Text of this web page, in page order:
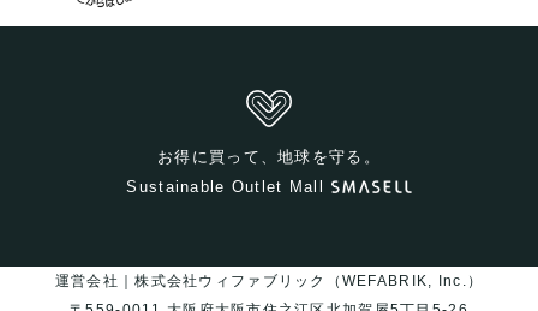
お得に買って、地球を守る。
Sustainable Outlet Mall
運営会社｜株式会社ウィファブリック（WEFABRIK, Inc.）